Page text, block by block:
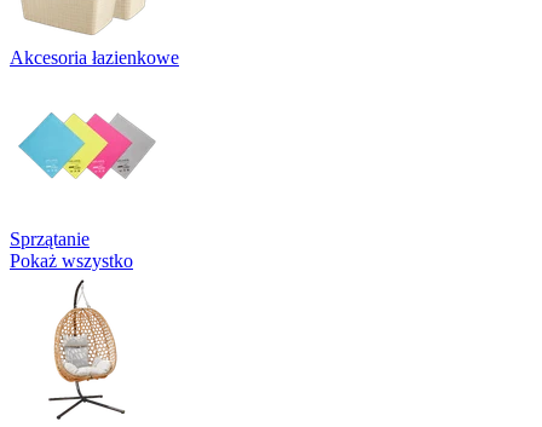
Akcesoria łazienkowe
Sprzątanie
Pokaż wszystko